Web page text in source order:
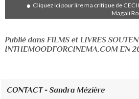
Cliquez ici pour lire ma critique de CECI
Magali
Publié dans FILMS et LIVRES
INTHEMOODFORCINEMA.COM EN
CONTACT - Sandra Mézière